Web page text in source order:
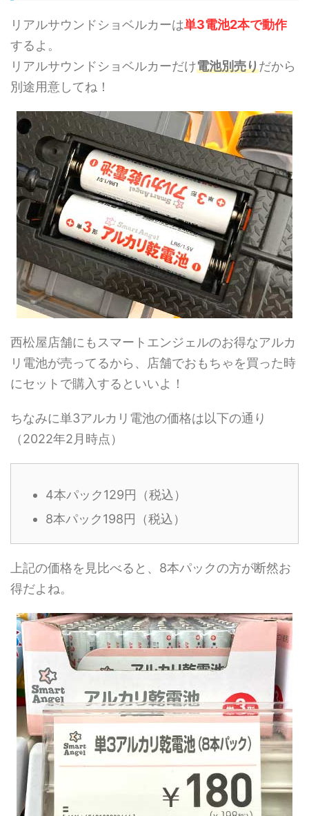
リアルサウンドショベルカーは単3電池2本で動作
するよ。
リアルサウンドショベルカーだけ電池別売りだから
別途用意してね！
西松屋店舗にもスマートエンジェルのお得なアルカ
リ電池が売ってるから、店舗でおもちゃを買った時
にセットで購入するといいよ！
ちなみに単3アルカリ電池の価格は以下の通り
（2022年2月時点）
4本パック129円（税込）
8本パック198円（税込）
上記の価格を見比べると、8本パックの方が断然お
得だよね。